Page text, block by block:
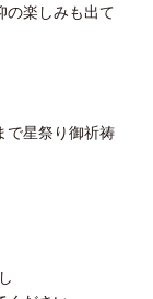
の楽しみも出て
で星祭り御祈祷